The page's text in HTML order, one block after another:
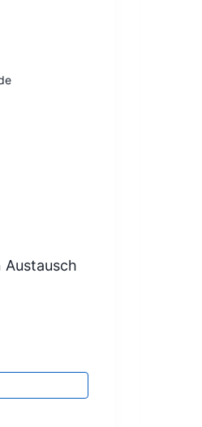
Austausch